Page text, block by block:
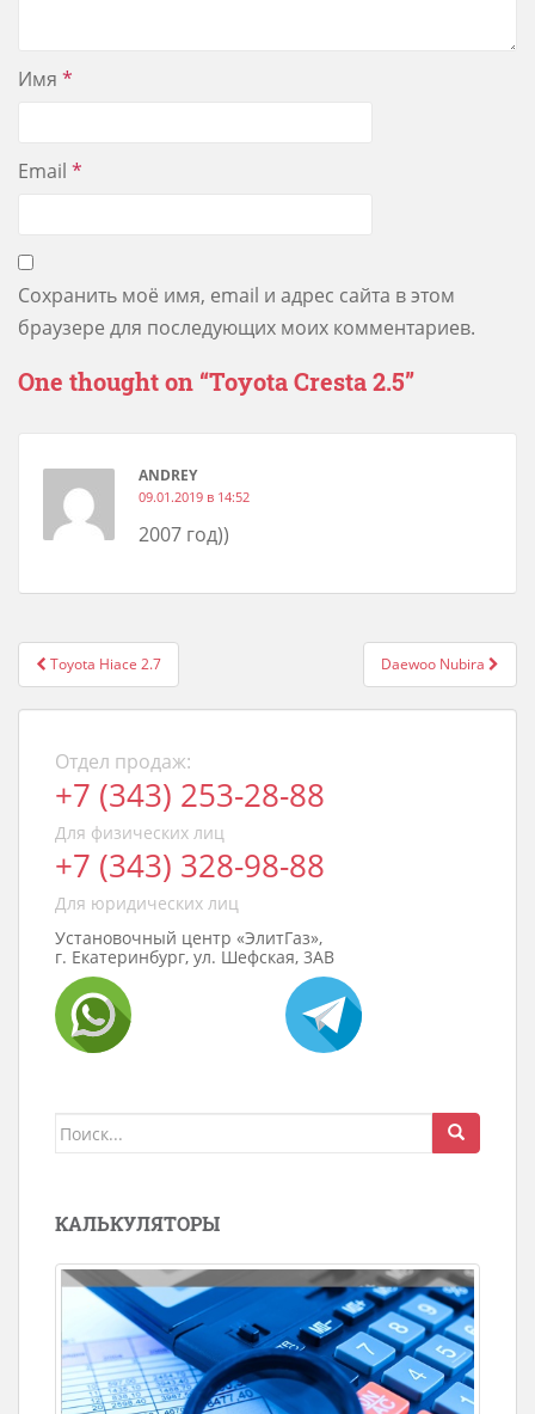
Имя *
Email *
Сохранить моё имя, email и адрес сайта в этом
браузере для последующих моих комментариев.
One thought on “Toyota Cresta 2.5”
АNDREY
09.01.2019 в 14:52
2007 год))
Post
navigation
Toyota Hiace 2.7 Daewoo Nubira
Отдел продаж:
+7 (343) 253-28-88
Для физических лиц
+7 (343) 328-98-88
Для юридических лиц
Установочный центр «ЭлитГаз»,
г. Екатеринбург, ул. Шефская, 3АВ
Поиск
КАЛЬКУЛЯТОРЫ